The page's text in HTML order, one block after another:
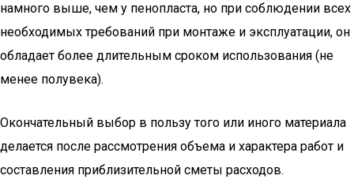
намного выше, чем у пенопласта, но при соблюдении всех
необходимых требований при монтаже и эксплуатации, он
обладает более длительным сроком использования (не
менее полувека).
Окончательный выбор в пользу того или иного материала
делается после рассмотрения объема и характера работ и
составления приблизительной сметы расходов.